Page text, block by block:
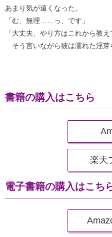
あまり気が遠くなった。
「む、無理……っ、です」
「大丈夫、やり方はこれから教え
そう言いながら彼は濡れた淫芽
書籍の購入はこちら
楽天
電子書籍の購入はこち